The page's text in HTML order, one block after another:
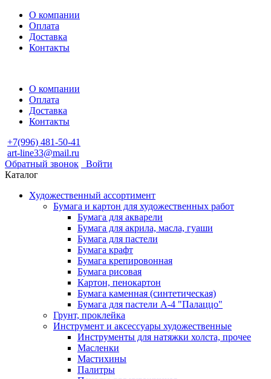
О компании
Оплата
Доставка
Контакты
О компании
Оплата
Доставка
Контакты
+7(996) 481-50-41
art-line33@mail.ru
Обратный звонок
Войти
Каталог
Художественный ассортимент
Бумага и картон для художественных работ
Бумага для акварели
Бумага для акрила, масла, гуаши
Бумага для пастели
Бумага крафт
Бумага крепировонная
Бумага рисовая
Картон, пенокартон
Бумага каменная (синтетическая)
Бумага для пастели А-4 "Палаццо"
Грунт, проклейка
Инструмент и аксессуары художественные
Инструменты для натяжки холста, прочее
Масленки
Мастихины
Палитры